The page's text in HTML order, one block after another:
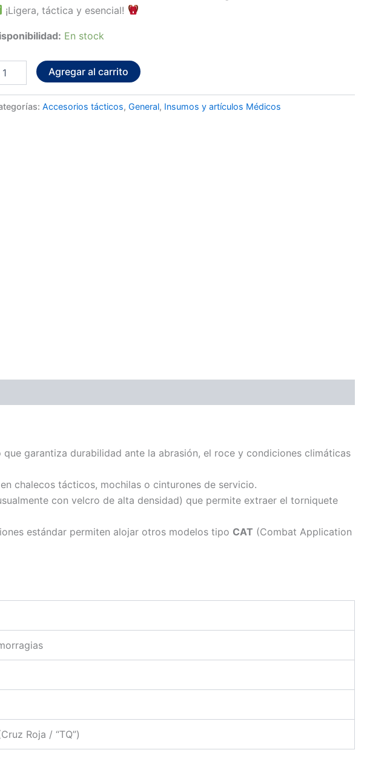
¡Ligera, táctica y esencial!
En stock
Agregar al carrito
Accesorios tácticos,General, Insumos y artículos Médicos
garantiza durabilidad ante la abrasión, el roce y condiciones climáticas
chalecos tácticos, mochilas o cinturones de servicio.
con velcro de alta densidad) que permite extraer el torniquete
estándar permiten alojar otros modelos tipo CAT (Combat Application
Roja / “TQ”)